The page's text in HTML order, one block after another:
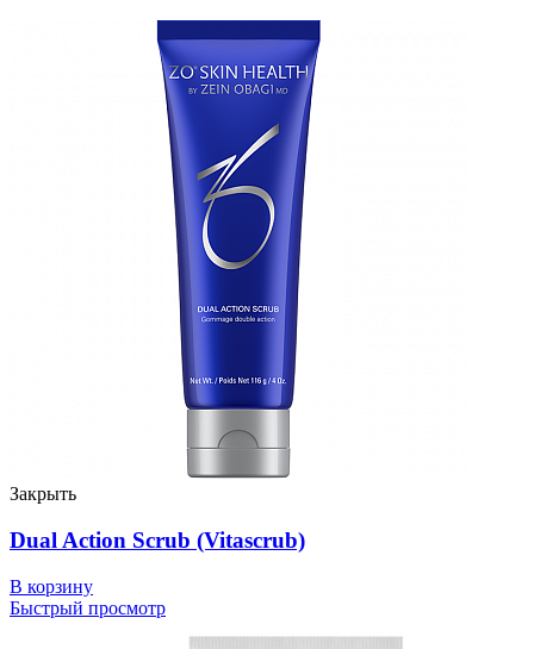
Закрыть
Dual Action Scrub (Vitascrub)
В корзину
Быстрый просмотр